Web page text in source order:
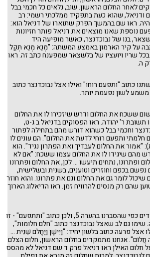
בהעלתך
נשא
במדבר
בהר-בחקתי
אמור
אחרי מות-קדושים
תזריע-מצורע
שמיני
ויקהל-פקודי
כי תשא
תצוה
משפטים
יתרו
בשלח
בא
וארא
שמות
ויחי
ויגש
מקץ
וישב
וישלח
ויצא
וירא
לך־לך
נח
בראשית
וזאת-הברכה
האזינו
לאחר החלום הראשון. שוב, נלאים כל חכמי בבל
ודניאל, שהוא כעת בתפקיד ממלכתי רשמי: רב
היה. ראו שם בהמשך הפרק שתוארו של דניאל הוא:
נוספת שאנו מוצאים את דניאל פותר חזיונות
בנו של נבוכדנצר, כאשר מופיעה היד
על קיר הארמון באמצע המשתה: "מְנֵא מְנֵא תְּקֵל
בכל שריו ויועציו של בלשצאר שמפענח כתב זה. ראו
ה.
כתוב "ותפעם רוחו" ואילו אצל נבוכדנצר כתוב
לשון נפעמת יותר.
ששכח את החלום ודרש שיזכירו לו את החלום
תשובת ר' יהודה. ראו הפסוקים בדניאל ב ג-ט,
וחכמי בבל כשהוא דורש מהם בתחילה לפתור
חלמתי ותפעם רוחי לדעת את החלום". הם עונים לו
"אמור את החלום לעבדיך ואת הפתרון נגיד". הוא
מהם שיגידו לו את החלום עצמו ששכח: "אם לא
ופתרונו, נתחים תיעשו ... לכן, את החלום ופתרונו
נפשם בכפם וחוזרים וטוענים, בשנית ובשלישית,
לומר גם את החלום וגם את פתרונו. והוא חוזר
שהם רק מנסים להרוויח זמן. ראו הדיאלוג הארוך
שני חלומות נפרדים כפי שהסברנו בהערה 5, ולכן כתוב "ותתפעם" - זו
שימו גם לב שאצל נבוכדנצר כתוב "חלם חלומות",
אצל פרעה כתוב בלשון יחיד: "וַיִּישָׁן וַיַּחֲלֹם שֵׁנִית ...
חֲלוֹם". אנחנו מתמקדים בחלום הראשון, חלום הצלם
חלום האילן ראו דניאל פרק ד שם דניאל לא מהסס